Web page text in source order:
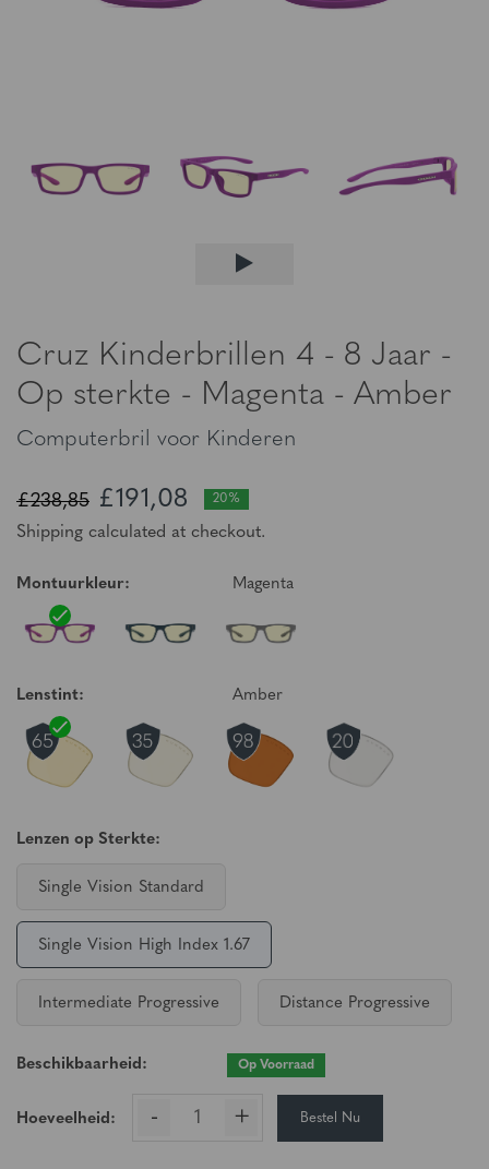
Cruz Kinderbrillen 4 - 8 Jaar -
Op sterkte - Magenta - Amber
Computerbril voor Kinderen
£238,85 £191,08 20%
Shipping calculated at checkout.
Montuurkleur: Magenta
Lenstint: Amber
Lenzen op Sterkte:
Single Vision Standard
Single Vision High Index 1.67
Intermediate Progressive Distance Progressive
Beschikbaarheid: Op Voorraad
Hoeveelheid: - + Bestel Nu